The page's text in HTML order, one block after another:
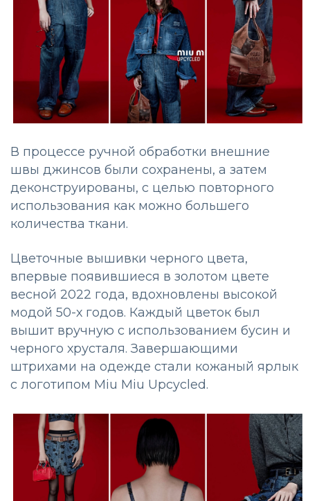
В процессе ручной обработки внешние
швы джинсов были сохранены, а затем
деконструированы, с целью повторного
использования как можно большего
количества ткани.
Цветочные вышивки черного цвета,
впервые появившиеся в золотом цвете
весной 2022 года, вдохновлены высокой
модой 50-х годов. Каждый цветок был
вышит вручную с использованием бусин и
черного хрусталя. Завершающими
штрихами на одежде стали кожаный ярлык
с логотипом Miu Miu Upcycled.